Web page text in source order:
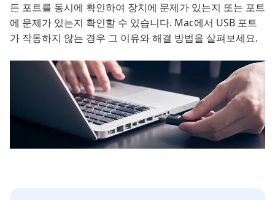
든 포트를 동시에 확인하여 장치에 문제가 있는지 또는 포트
에 문제가 있는지 확인할 수 있습니다. Mac에서 USB 포트
가 작동하지 않는 경우 그 이유와 해결 방법을 살펴보세요.